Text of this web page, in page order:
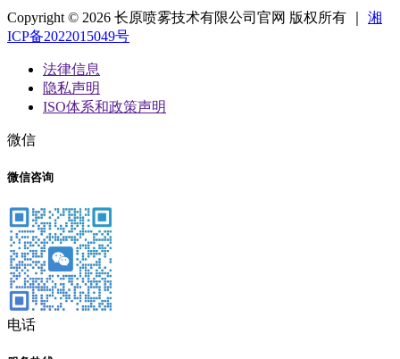
Copyright © 2026 长原喷雾技术有限公司官网 版权所有 ｜ 湘
ICP备2022015049号
法律信息
隐私声明
ISO体系和政策声明
微信
微信咨询
电话